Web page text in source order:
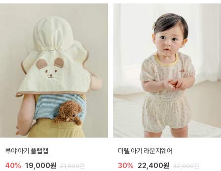
루야 아기 플랩캡
40% 19,000원 31,600원
미렐 아기 라운지웨어
30% 22,400원 32,000원